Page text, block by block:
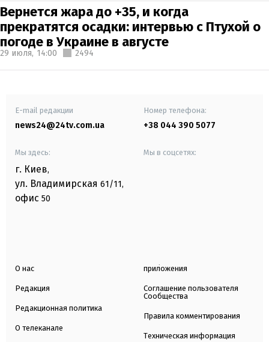
Вернется жара до +35, и когда
прекратятся осадки: интервью с Птухой о
погоде в Украине в августе
29 июля, 14:00 2494
E-mail редакции
news24@24tv.com.ua
Номер телефона:
+38 044 390 5077
Мы здесь:
г. Киев,
ул. Владимирская 61/11,
офис 50
Мы в соцсетях:
О нас
Редакция
Редакционная политика
О телеканале
приложения
Соглашение пользователя
Сообщества
Правила комментирования
Техническая информация